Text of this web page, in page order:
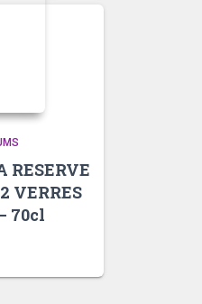
RESERVE
VERRES
70cl